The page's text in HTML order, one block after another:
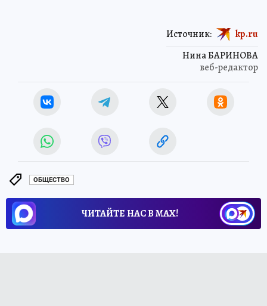
Нина БАРИНОВА
веб-редактор
Источник: kp.ru
ОБЩЕСТВО
ЧИТАЙТЕ НАС В МАХ!